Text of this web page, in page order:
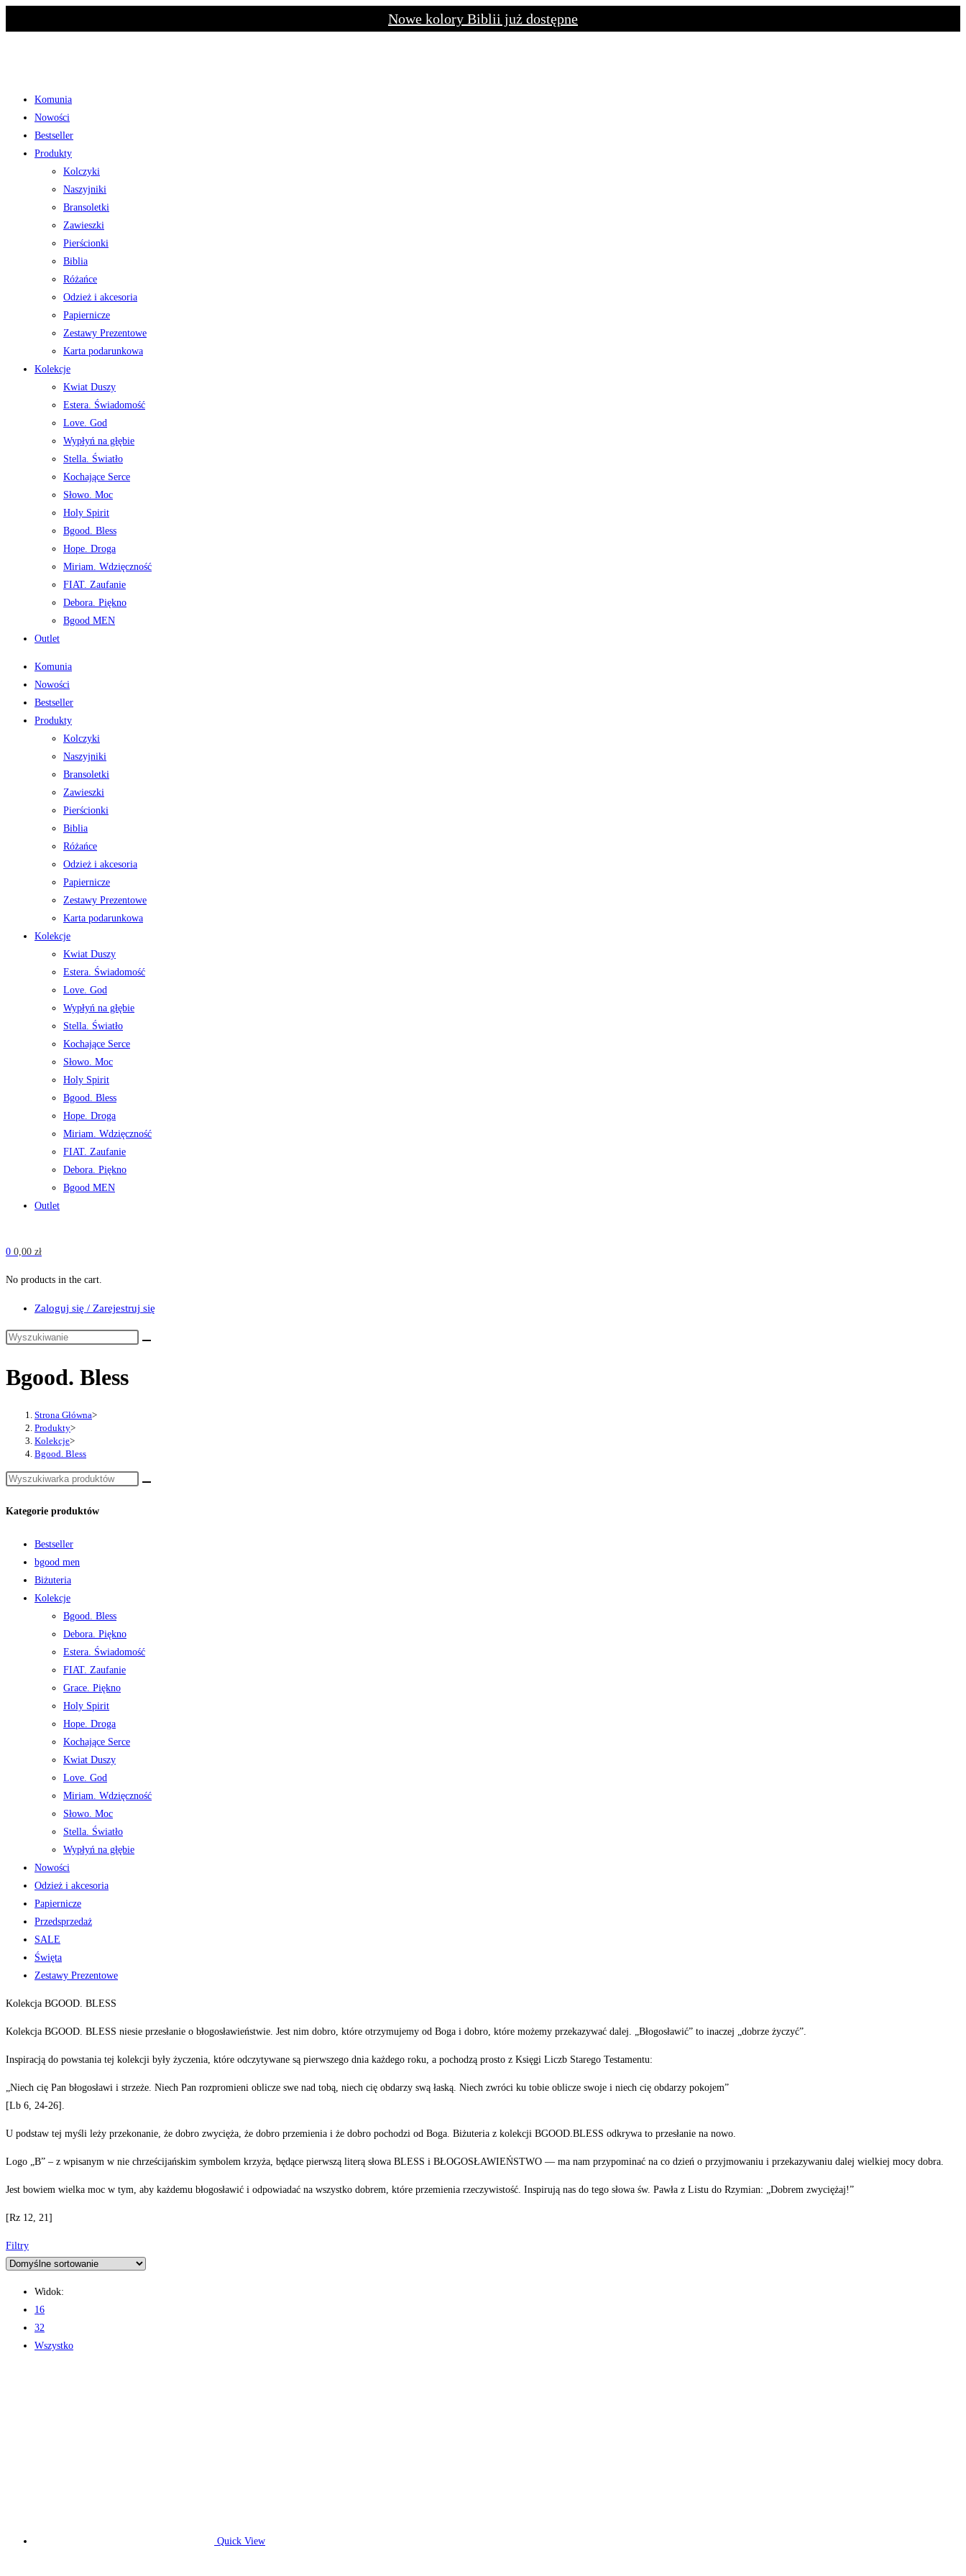
to
Nowe kolory Biblii już dostępne
Komunia
Nowości
Bestseller
Produkty
Kolczyki
Naszyjniki
Bransoletki
Zawieszki
Pierścionki
Biblia
Różańce
Odzież i akcesoria
Papiernicze
Zestawy Prezentowe
Karta podarunkowa
Kolekcje
Kwiat Duszy
Estera. Świadomość
Love. God
Wypłyń na głębie
Stella. Światło
Kochające Serce
Słowo. Moc
Holy Spirit
Bgood. Bless
Hope. Droga
Miriam. Wdzięczność
FIAT. Zaufanie
Debora. Piękno
Bgood MEN
Outlet
Komunia
Nowości
Bestseller
Produkty
Kolczyki
Naszyjniki
Bransoletki
Zawieszki
Pierścionki
Biblia
Różańce
Odzież i akcesoria
Papiernicze
Zestawy Prezentowe
Karta podarunkowa
Kolekcje
Kwiat Duszy
Estera. Świadomość
Love. God
Wypłyń na głębie
Stella. Światło
Kochające Serce
Słowo. Moc
Holy Spirit
Bgood. Bless
Hope. Droga
Miriam. Wdzięczność
FIAT. Zaufanie
Debora. Piękno
Bgood MEN
Outlet
0 0,00 zł
No products in the cart.
Zaloguj się / Zarejestruj się
Bgood. Bless
Strona Główna>
Produkty>
Kolekcje>
Bgood. Bless
Kategorie produktów
Bestseller
bgood men
Biżuteria
Kolekcje
Bgood. Bless
Debora. Piękno
Estera. Świadomość
FIAT. Zaufanie
Grace. Piękno
Holy Spirit
Hope. Droga
Kochające Serce
Kwiat Duszy
Love. God
Miriam. Wdzięczność
Słowo. Moc
Stella. Światło
Wypłyń na głębie
Nowości
Odzież i akcesoria
Papiernicze
Przedsprzedaż
SALE
Święta
Zestawy Prezentowe
Kolekcja BGOOD. BLESS
Kolekcja BGOOD. BLESS niesie przesłanie o błogosławieństwie. Jest nim dobro, które otrzymujemy od Boga i dobro, które możemy przekazywać dalej. „Błogosławić” to inaczej „dobrze życzyć”.
Inspiracją do powstania tej kolekcji były życzenia, które odczytywane są pierwszego dnia każdego roku, a pochodzą prosto z Księgi Liczb Starego Testamentu:
„Niech cię Pan błogosławi i strzeże. Niech Pan rozpromieni oblicze swe nad tobą, niech cię obdarzy swą łaską. Niech zwróci ku tobie oblicze swoje i niech cię obdarzy pokojem”
[Lb 6, 24-26].
U podstaw tej myśli leży przekonanie, że dobro zwycięża, że dobro przemienia i że dobro pochodzi od Boga. Biżuteria z kolekcji BGOOD.BLESS odkrywa to przesłanie na nowo.
Logo „B” – z wpisanym w nie chrześcijańskim symbolem krzyża, będące pierwszą literą słowa BLESS i BŁOGOSŁAWIEŃSTWO –– ma nam przypominać na co dzień o przyjmowaniu i przekazywaniu dalej wielkiej mocy dobra.
Jest bowiem wielka moc w tym, aby każdemu błogosławić i odpowiadać na wszystko dobrem, które przemienia rzeczywistość. Inspirują nas do tego słowa św. Pawła z Listu do Rzymian: „Dobrem zwyciężaj!”
[Rz 12, 21]
Filtry
Widok:
16
32
Wszystko
Quick View